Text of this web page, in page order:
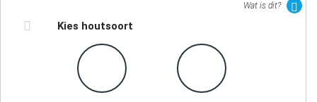
Wat is dit?
Kies houtsoort